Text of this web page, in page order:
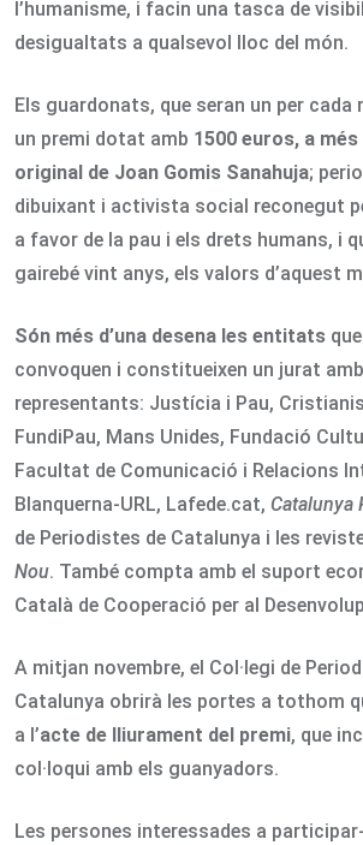
l’humanisme, i facin una tasca de
desigualtats a qualsevol lloc del món.
Els guardonats, que seran un per
un premi dotat amb 1500 euros, a més
original de Joan Gomis Sanahuja;
dibuixant i activista social reconegut
a favor de la pau i els drets humans, i
gairebé vint anys, els valors d’aquest
Són més d’una desena les entitats
convoquen i constitueixen un jurat
representants: Justícia i Pau,
FundiPau, Mans Unides, Fundació
Facultat de Comunicació i Relacions
Blanquerna-URL, Lafede.cat, Catalunya
de Periodistes de Catalunya i les
Nou. També compta amb el suport
Català de Cooperació per al
A mitjan novembre, el Col·legi de
Catalunya obrirà les portes a tothom
a l’acte de lliurament del premi, que
col·loqui amb els guanyadors.
Les persones interessades a